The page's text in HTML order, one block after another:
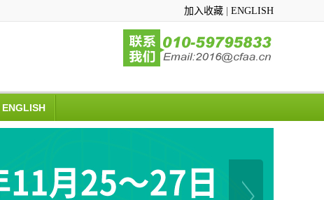
加入收藏 ENGLISH
ENGLISH